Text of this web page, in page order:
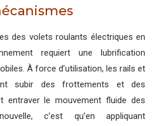
des volets roulants électriques en
requiert une lubrification
À force d’utilisation, les rails et
subir des frottements et des
entraver le mouvement fluide des
c’est qu’en appliquant